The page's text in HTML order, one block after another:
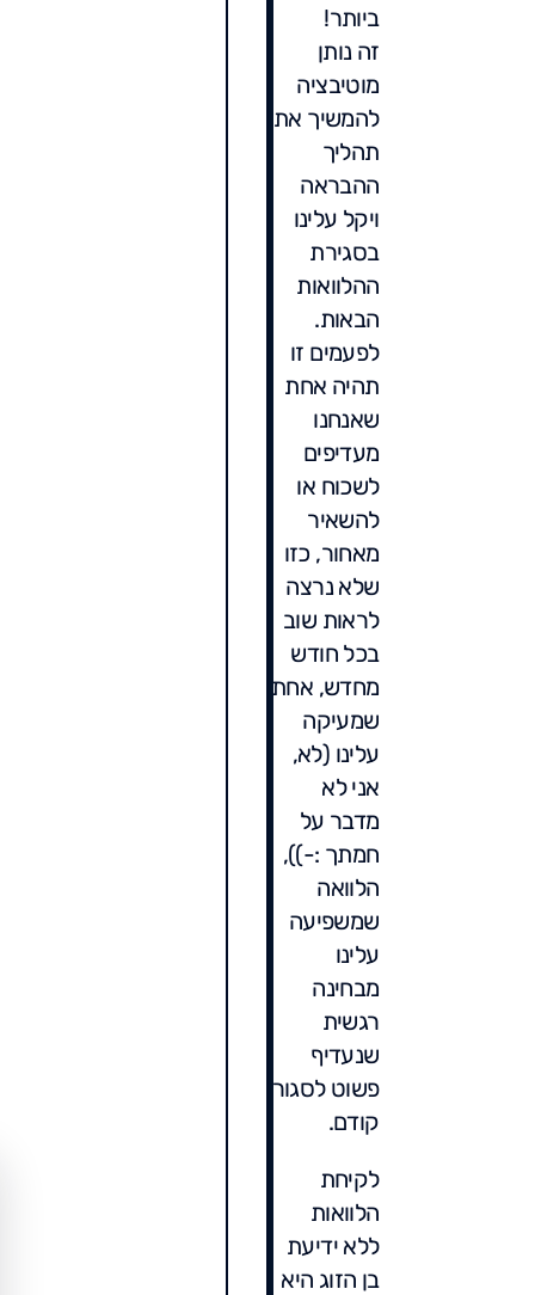
ביותר!
זה נותן
מוטיבציה
להמשיך את
תהליך
ההבראה
ויקל עלינו
בסגירת
ההלוואות
הבאות.
לפעמים זו
תהיה אחת
שאנחנו
מעדיפים
לשכוח או
להשאיר
מאחור, כזו
שלא נרצה
לראות שוב
בכל חודש
מחדש, אחת
שמעיקה
עלינו (לא,
אני לא
מדבר על
חמתך :-)),
הלוואה
שמשפיעה
עלינו
מבחינה
רגשית
שנעדיף
פשוט לסגור
קודם.
לקיחת
הלוואות
ללא ידיעת
בן הזוג היא